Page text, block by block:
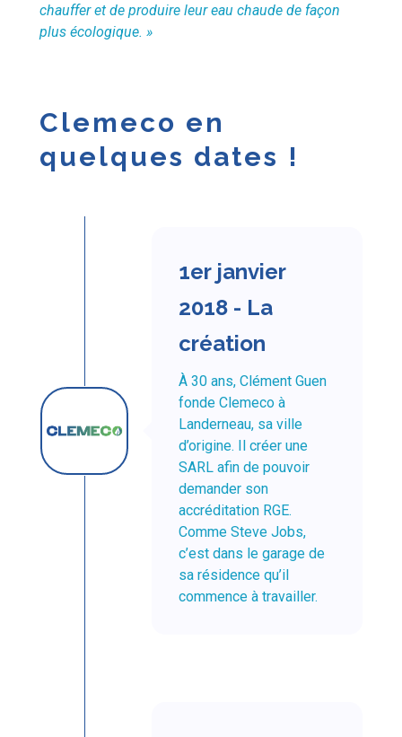
chauffer et de produire leur eau chaude de façon
plus écologique. »
Clemeco en
quelques dates !
1er janvier
2018 - La
création
À 30 ans, Clément Guen
fonde Clemeco à
Landerneau, sa ville
d’origine. Il créer une
SARL afin de pouvoir
demander son
accréditation RGE.
Comme Steve Jobs,
c’est dans le garage de
sa résidence qu’il
commence à travailler.